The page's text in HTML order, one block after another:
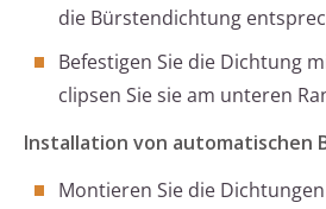
die Bürstendichtung
Befestigen Sie die Dichtung
clipsen Sie sie am unteren
Installation von automatischen
Montieren Sie die